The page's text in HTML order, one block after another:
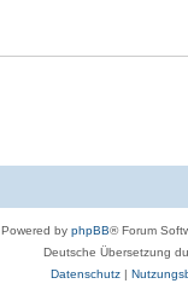
Powered by phpBB® Forum
Deutsche Übersetzung
Datenschutz|